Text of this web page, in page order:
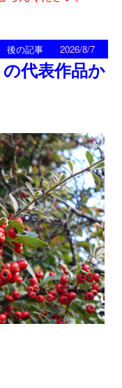
後の記事 2026/8/7
代表作品か